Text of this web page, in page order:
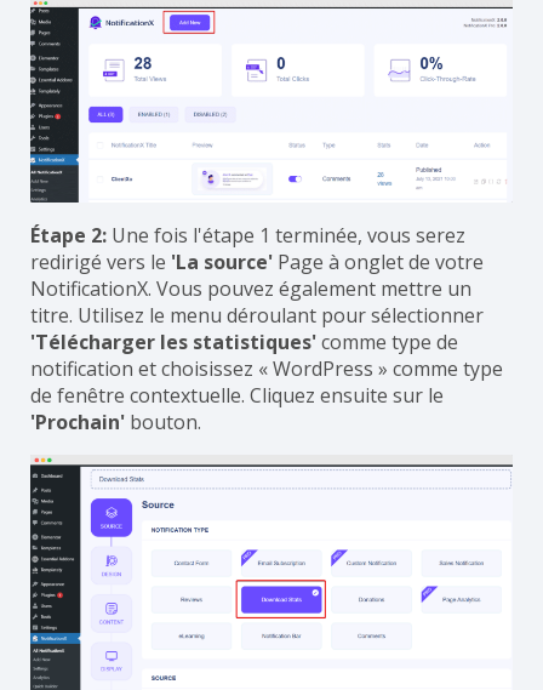
Étape 2: Une fois l'étape 1 terminée, vous serez
redirigé vers le 'La source' Page à onglet de votre
NotificationX. Vous pouvez également mettre un
titre. Utilisez le menu déroulant pour sélectionner
'Télécharger les statistiques'comme type de
notification et choisissez « WordPress » comme type
de fenêtre contextuelle. Cliquez ensuite sur le
'Prochain' bouton.